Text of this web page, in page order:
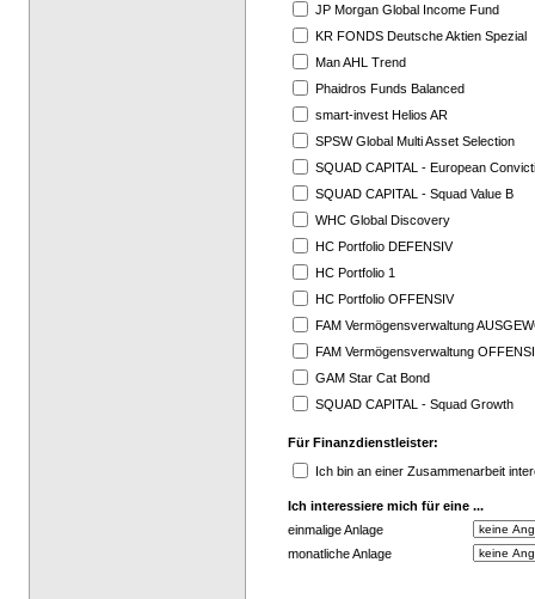
JP Morgan Global Income Fund
KR FONDS Deutsche Aktien Spezial
Man AHL Trend
Phaidros Funds Balanced
smart-invest Helios AR
SPSW Global Multi Asset Selection
SQUAD CAPITAL - European
SQUAD CAPITAL - Squad Value B
WHC Global Discovery
HC Portfolio DEFENSIV
HC Portfolio 1
HC Portfolio OFFENSIV
FAM Vermögensverwaltung
FAM Vermögensverwaltung
GAM Star Cat Bond
SQUAD CAPITAL - Squad Growth
Für Finanzdienstleister:
Ich bin an einer Zusammenarbeit
Ich interessiere mich für eine ...
einmalige Anlage
monatliche Anlage